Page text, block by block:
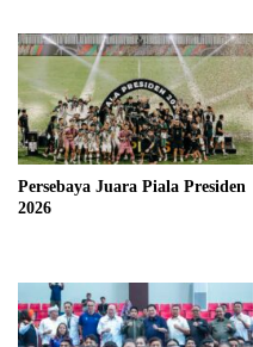
Persebaya Juara Piala Presiden
2026